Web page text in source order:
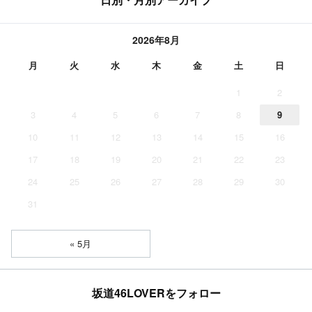
2026年8月
月 火 水 木 金 土 日
1
2
3
4 5 6 7 8
9
10
11 12 13 14 15
16
17
18 19 20 21 22
23
24
25 26 27 28 29
30
31
« 5月
坂道46LOVERをフォロー